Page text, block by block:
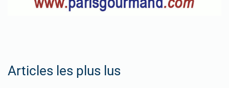
Articles les plus lus